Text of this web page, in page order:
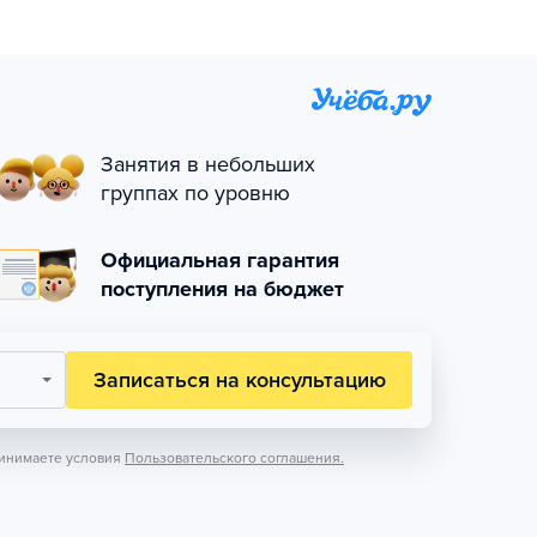
Занятия в небольших
группах по уровню
Официальная гарантия
поступления на бюджет
Записаться на консультацию
условия Пользовательского соглашения.